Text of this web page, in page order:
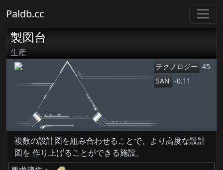
Paldb.cc
製図台
生産
テクノロジー 45
SAN -0.11
複数の設計図を組み合わせることで、より高度な設計
図を 作り上げることができる施設。